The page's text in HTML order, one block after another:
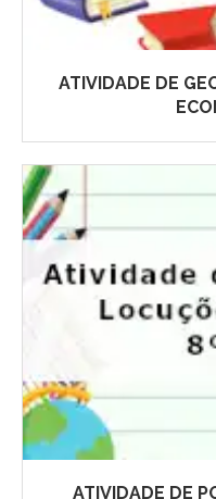
ATIVIDADE DE
ATIVIDADE DE